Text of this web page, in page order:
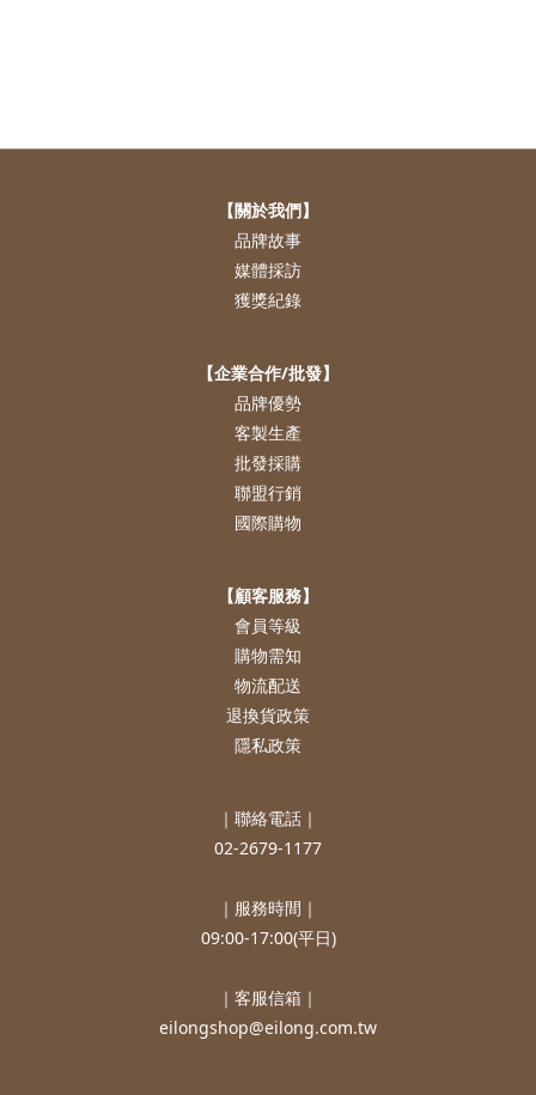
【關於我們】
品牌故事
媒體採訪
獲獎紀錄
【企業合作/批發】
品牌優勢
客製生產
批發採購
聯盟行銷
國際購物
【顧客服務】
會員等級
購物需知
物流配送
退換貨政策
隱私政策
｜聯絡電話｜
02-2679-1177
｜服務時間｜
09:00-17:00(平日)
｜客服信箱｜
eilongshop@eilong.com.tw